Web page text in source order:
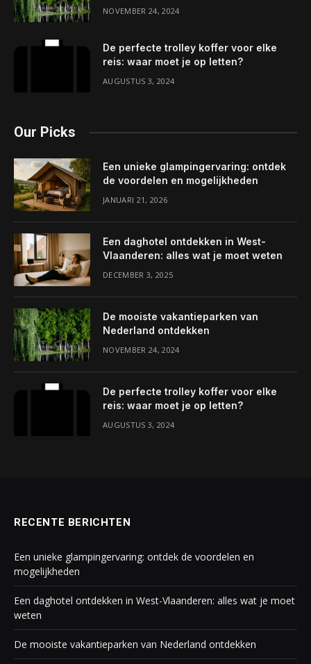
NOVEMBER 24, 2024
De perfecte trolley koffer voor elke
reis: waar moet je op letten?
AUGUSTUS 3, 2024
Our Picks
Een unieke glampingervaring: ontdek
de voordelen en mogelijkheden
JANUARI 21, 2026
Een daghotel ontdekken in West-
Vlaanderen: alles wat je moet weten
DECEMBER 3, 2025
De mooiste vakantieparken van
Nederland ontdekken
NOVEMBER 24, 2024
De perfecte trolley koffer voor elke
reis: waar moet je op letten?
AUGUSTUS 3, 2024
RECENTE BERICHTEN
Een unieke glampingervaring: ontdek de voordelen en
mogelijkheden
Een daghotel ontdekken in West-Vlaanderen: alles wat je moet
weten
De mooiste vakantieparken van Nederland ontdekken